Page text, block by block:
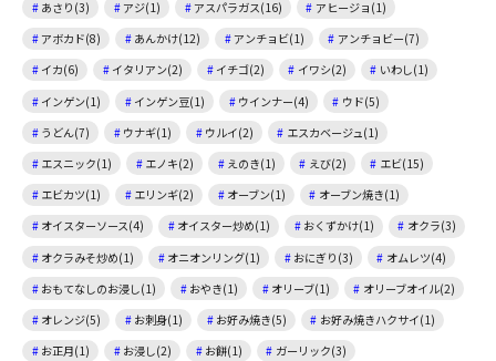
あさり(3)
アジ(1) アスパラガス(16)
アヒージョ(1)
アボカド(8)
あんかけ(12) アンチョビ(1)
アンチョビー(7)
イカ(6)
イタリアン(2) イチゴ(2) イワシ(2)
いわし(1)
インゲン(1)
インゲン豆(1) ウインナー(4)
ウド(5)
うどん(7)
ウナギ(1) ウルイ(2)
エスカベージュ(1)
エスニック(1)
エノキ(2) えのき(1) えび(2)
エビ(15)
エビカツ(1)
エリンギ(2) オーブン(1)
オーブン焼き(1)
オイスターソース(4)
オイスター炒め(1) おくずかけ(1)
オクラ(3)
オクラみそ炒め(1)
オニオンリング(1) おにぎり(3)
オムレツ(4)
おもてなしのお浸し(1)
おやき(1) オリーブ(1)
オリーブオイル(2)
オレンジ(5)
お刺身(1) お好み焼き(5)
お好み焼きハクサイ(1)
お正月(1)
お浸し(2) お餅(1)
ガーリック(3)